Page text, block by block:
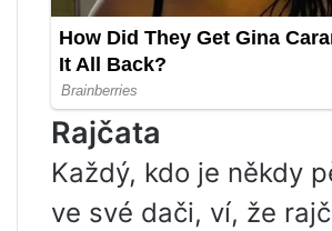
Rajčata
Každý, kdo je někdy
ve své dači, ví, že